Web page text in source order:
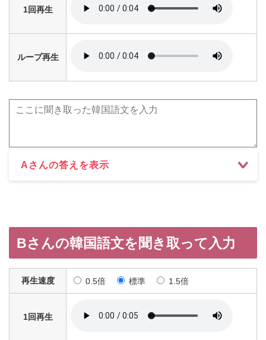
1回再生
ループ再生
Aさんの答えを表示
Bさんの韓国語文を聞き取って入力
再生速度 0.5倍 標準 1.5倍
1回再生